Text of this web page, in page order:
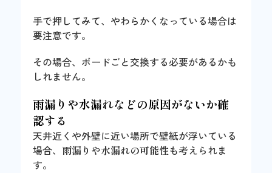
手で押してみて、やわらかくなっている場合は
要注意です。
その場合、ボードごと交換する必要があるかも
しれません。
雨漏りや水漏れなどの原因がないか確
認する
天井近くや外壁に近い場所で壁紙が浮いている
場合、 雨漏りや水漏れの可能性も考えられま
す。